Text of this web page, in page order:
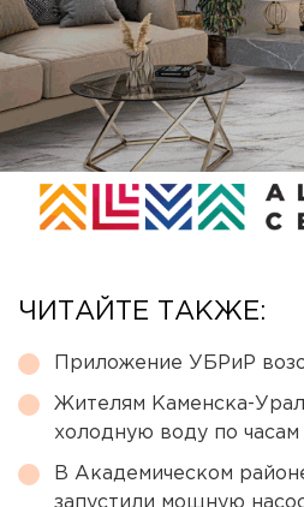
ЧИТАЙТЕ ТАКЖЕ:
Приложение УБРиР
Жителям Каменска-
холодную воду по часам
В Академическом
запустили мощную